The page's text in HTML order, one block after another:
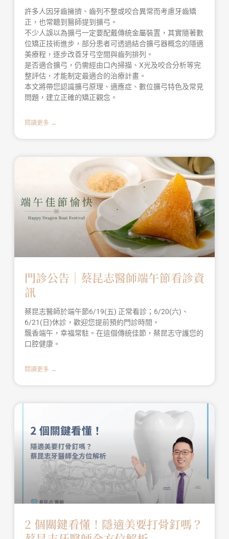
許多人因牙齒擁擠、齒列不整或咬合異常而考慮牙齒矯
正，也常聽到醫師提到擴弓。
不少人誤以為擴弓一定要配戴傳統金屬裝置，其實隨著數
位矯正技術進步，部分患者可透過結合擴弓器概念的隱適
美療程，逐步改善牙弓空間與齒列排列。
是否適合擴弓，仍需經由口內掃描、X光及咬合分析等完
整評估，才能制定最適合的治療計畫。
本文將帶您認識擴弓原理、適應症、數位擴弓特色及常見
問題，建立正確的矯正觀念。
閱讀更多 →
門診公告｜蔡昆志醫師端午節看診資
訊
蔡昆志醫師於端午節6/19(五) 正常看診；6/20(六)、
6/21(日)休診，歡迎您提前預約門診時間。
飄香端午，幸福常駐。在這個傳統佳節，蔡昆志守護您的
口腔健康。
閱讀更多 →
2 個關鍵看懂！隱適美要打骨釘嗎？